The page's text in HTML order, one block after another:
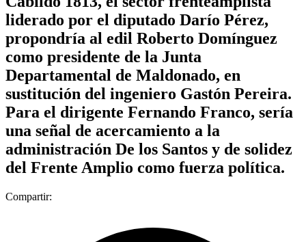
liderado por el diputado Darío Pérez,
propondría al edil Roberto Domínguez
como presidente de la Junta
Departamental de Maldonado, en
sustitución del ingeniero Gastón Pereira.
Para el dirigente Fernando Franco, sería
una señal de acercamiento a la
administración De los Santos y de solidez
del Frente Amplio como fuerza política.
Compartir: